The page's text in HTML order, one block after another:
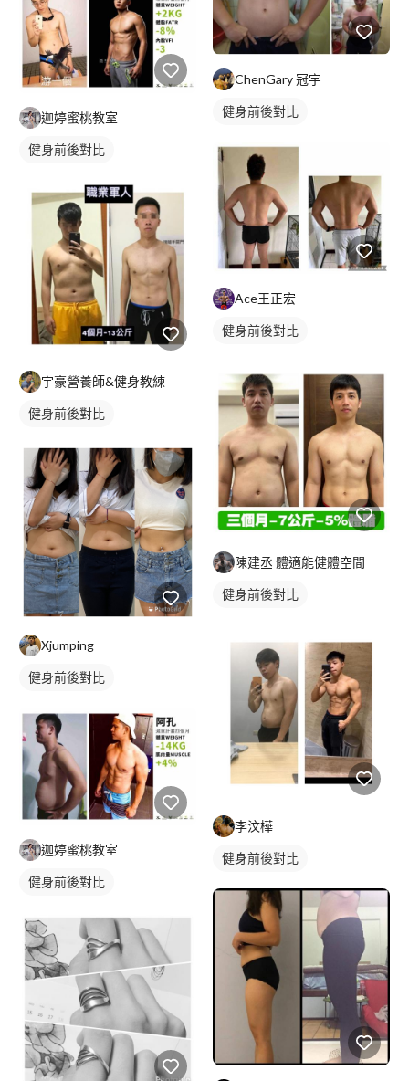
迦婷蜜桃教室
健身前後對比
宇豪營養師&健身教練
健身前後對比
Xjumping
健身前後對比
迦婷蜜桃教室
健身前後對比
ChenGary 冠宇
健身前後對比
Ace王正宏
健身前後對比
陳建丞 體適能健體空間
健身前後對比
李汶樺
健身前後對比